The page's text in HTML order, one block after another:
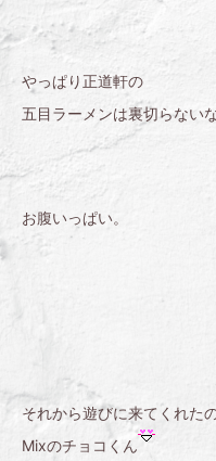
やっぱり正道軒の
五目ラーメンは裏切らない
お腹いっぱい。
それから遊びに来てくれた
Mixのチョコくん